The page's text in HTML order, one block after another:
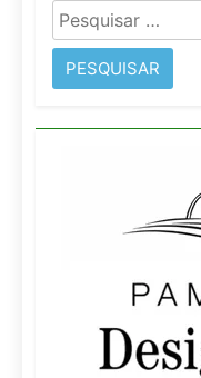
Pesquisar
por: